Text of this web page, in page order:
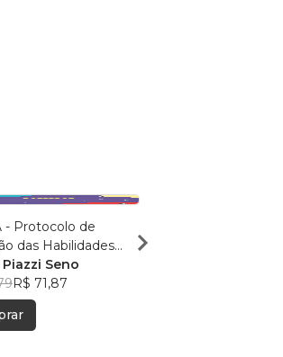
- Protocolo de
das Habilidades
da Alfabetização
Seno
R$ 71,87
Igreja